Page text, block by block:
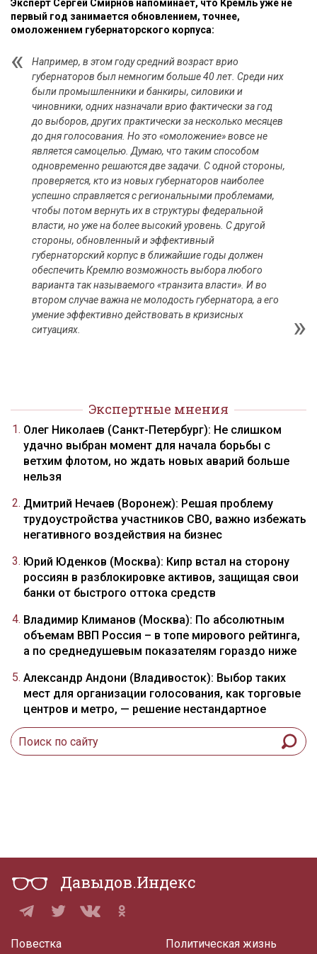
Эксперт Сергей Смирнов напоминает, что Кремль уже не
первый год занимается обновлением, точнее,
омоложением губернаторского корпуса:
Например, в этом году средний возраст врио
губернаторов был немногим больше 40 лет. Среди них
были промышленники и банкиры, силовики и
чиновники, одних назначали врио фактически за год
до выборов, других практически за несколько месяцев
до дня голосования. Но это «омоложение» вовсе не
является самоцелью. Думаю, что таким способом
одновременно решаются две задачи. С одной стороны,
проверяется, кто из новых губернаторов наиболее
успешно справляется с региональными проблемами,
чтобы потом вернуть их в структуры федеральной
власти, но уже на более высокий уровень. С другой
стороны, обновленный и эффективный
губернаторский корпус в ближайшие годы должен
обеспечить Кремлю возможность выбора любого
варианта так называемого «транзита власти». И во
втором случае важна не молодость губернатора, а его
умение эффективно действовать в кризисных
ситуациях.
Экспертные мнения
Олег Николаев (Санкт-Петербург): Не слишком
удачно выбран момент для начала борьбы с
ветхим флотом, но ждать новых аварий больше
нельзя
Дмитрий Нечаев (Воронеж): Решая проблему
трудоустройства участников СВО, важно избежать
негативного воздействия на бизнес
Юрий Юденков (Москва): Кипр встал на сторону
россиян в разблокировке активов, защищая свои
банки от быстрого оттока средств
Владимир Климанов (Москва): По абсолютным
объемам ВВП Россия – в топе мирового рейтинга,
а по среднедушевым показателям гораздо ниже
Александр Андони (Владивосток): Выбор таких
мест для организации голосования, как торговые
центров и метро, — решение нестандартное
Давыдов.Индекс
Повестка Политическая жизнь